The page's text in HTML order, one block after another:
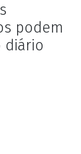
podem
diário